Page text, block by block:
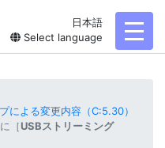
日本語
Select language
による変更内容（C:5.30）
［USBストリーミング